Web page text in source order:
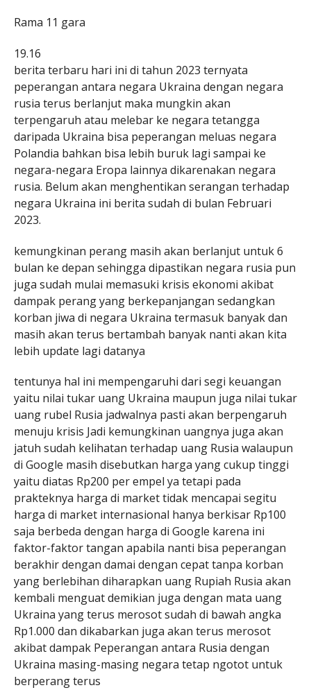
Rama 11 gara
19.16
berita terbaru hari ini di tahun 2023 ternyata
peperangan antara negara Ukraina dengan negara
rusia terus berlanjut maka mungkin akan
terpengaruh atau melebar ke negara tetangga
daripada Ukraina bisa peperangan meluas negara
Polandia bahkan bisa lebih buruk lagi sampai ke
negara-negara Eropa lainnya dikarenakan negara
rusia. Belum akan menghentikan serangan terhadap
negara Ukraina ini berita sudah di bulan Februari
2023.
kemungkinan perang masih akan berlanjut untuk 6
bulan ke depan sehingga dipastikan negara rusia pun
juga sudah mulai memasuki krisis ekonomi akibat
dampak perang yang berkepanjangan sedangkan
korban jiwa di negara Ukraina termasuk banyak dan
masih akan terus bertambah banyak nanti akan kita
lebih update lagi datanya
tentunya hal ini mempengaruhi dari segi keuangan
yaitu nilai tukar uang Ukraina maupun juga nilai tukar
uang rubel Rusia jadwalnya pasti akan berpengaruh
menuju krisis Jadi kemungkinan uangnya juga akan
jatuh sudah kelihatan terhadap uang Rusia walaupun
di Google masih disebutkan harga yang cukup tinggi
yaitu diatas Rp200 per empel ya tetapi pada
prakteknya harga di market tidak mencapai segitu
harga di market internasional hanya berkisar Rp100
saja berbeda dengan harga di Google karena ini
faktor-faktor tangan apabila nanti bisa peperangan
berakhir dengan damai dengan cepat tanpa korban
yang berlebihan diharapkan uang Rupiah Rusia akan
kembali menguat demikian juga dengan mata uang
Ukraina yang terus merosot sudah di bawah angka
Rp1.000 dan dikabarkan juga akan terus merosot
akibat dampak Peperangan antara Rusia dengan
Ukraina masing-masing negara tetap ngotot untuk
berperang terus